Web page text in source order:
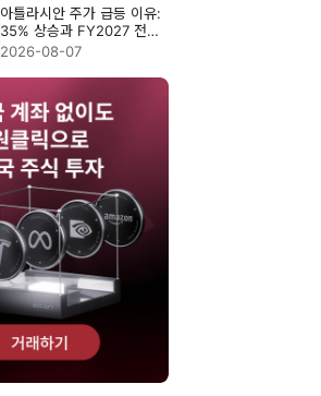
아틀라시안 주가 급등 이유:
35% 상승과 FY2027 전망
분석
2026-08-07